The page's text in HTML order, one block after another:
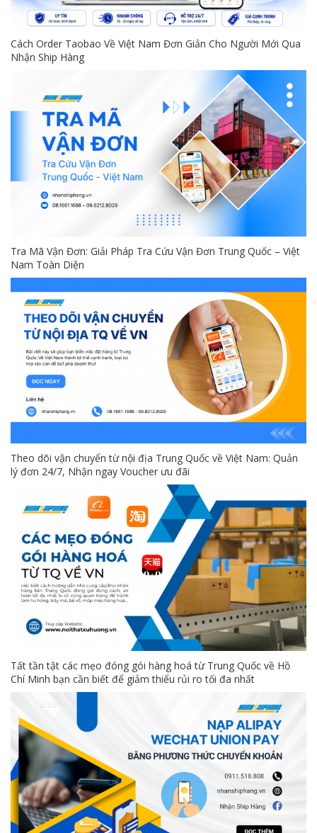
Cách Order Taobao Về Việt Nam Đơn Giản Cho Người Mới Qua
Nhận Ship Hàng
Tra Mã Vận Đơn: Giải Pháp Tra Cứu Vận Đơn Trung Quốc – Việt
Nam Toàn Diện
Theo dõi vận chuyển từ nội địa Trung Quốc về Việt Nam: Quản
lý đơn 24/7, Nhận ngay Voucher ưu đãi
Tất tần tật các mẹo đóng gói hàng hoá từ Trung Quốc về Hồ
Chí Minh bạn cần biết để giảm thiểu rủi ro tối đa nhất